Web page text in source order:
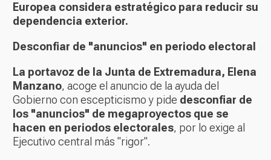
Europea considera estratégico para reducir su
dependencia exterior.
Desconfiar de "anuncios" en periodo electoral
La portavoz de la Junta de Extremadura, Elena
Manzano, acoge el anuncio de la ayuda del
Gobierno con escepticismo y pide desconfiar de
los "anuncios" de megaproyectos que se
hacen en periodos electorales, por lo exige al
Ejecutivo central más "rigor".